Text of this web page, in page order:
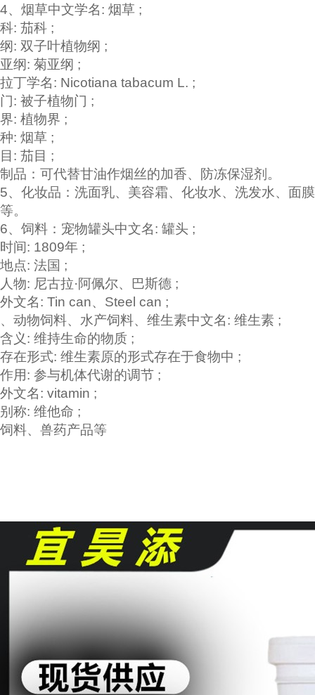
4、 烟草中文学名: 烟草 ;
科: 茄科 ;
纲: 双子叶植物纲 ;
亚纲: 菊亚纲 ;
拉丁学名: Nicotiana tabacum L. ;
门: 被子植物门 ;
界: 植物界 ;
种: 烟草 ;
目: 茄目 ;
制品：可代替甘油作烟丝的加香、防冻保湿剂。
5、化妆品：洗面乳、美容霜、化妆水、洗发水、面膜
等。
6、饲料：宠物罐头中文名: 罐头 ;
时间: 1809年 ;
地点: 法国 ;
人物: 尼古拉·阿佩尔、巴斯德 ;
外文名: Tin can、Steel can ;
、动物饲料、水产饲料、 维生素中文名: 维生素 ;
含义: 维持生命的物质 ;
存在形式: 维生素原的形式存在于食物中 ;
作用: 参与机体代谢的调节 ;
外文名: vitamin ;
别称: 维他命 ;
饲料、兽药产品等